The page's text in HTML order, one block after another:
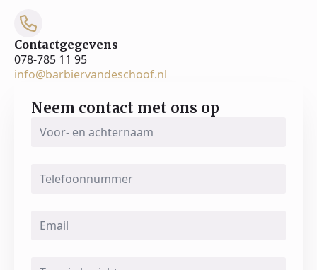
Contactgegevens
078-785 11 95
info@barbiervandeschoof.nl
Neem contact met ons op
en